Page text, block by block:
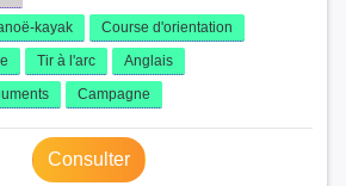
kayak
Course d'orientation
Tir à l'arc
Anglais
Campagne
Consulter